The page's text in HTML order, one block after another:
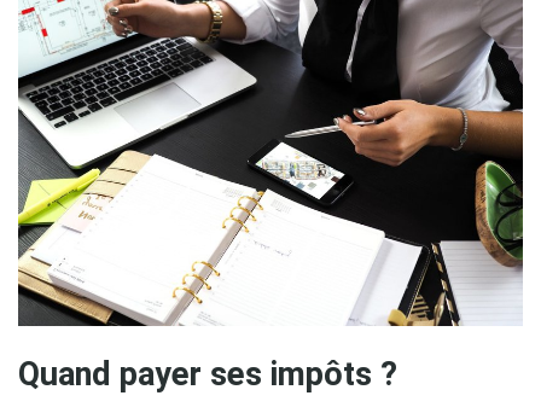
Quand payer ses impôts ?